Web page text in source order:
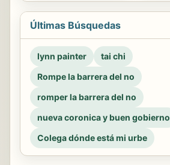
Últimas Búsquedas
lynn painter
tai chi
Rompe la barrera del no
romper la barrera del no
nueva coronica y buen gobierno
Colega dónde está mi urbe